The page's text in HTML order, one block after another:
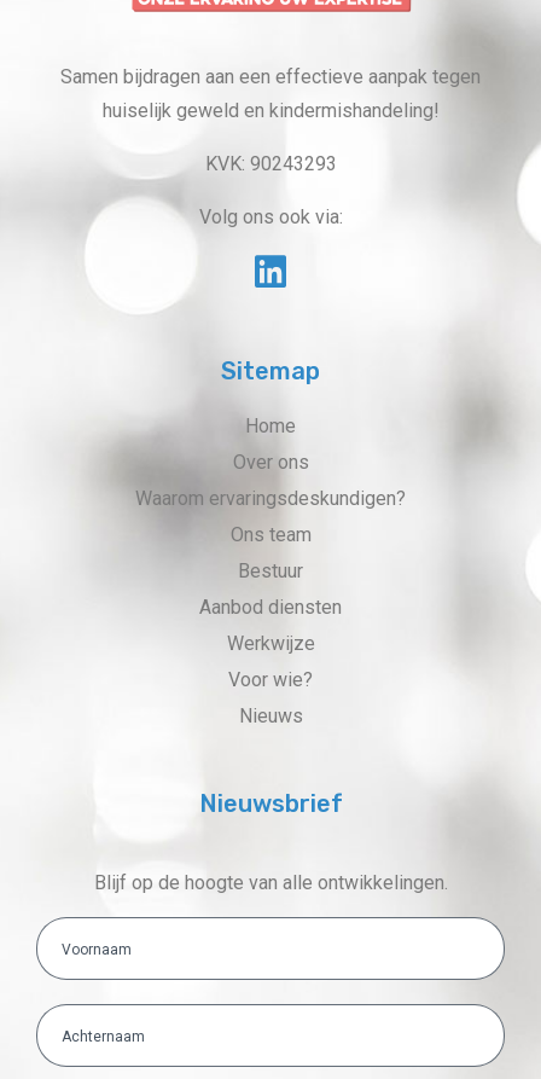
Samen bijdragen aan een effectieve aanpak tegen
huiselijk geweld en kindermishandeling!
KVK: 90243293
Volg ons ook via:
Sitemap
Home
Over ons
Waarom ervaringsdeskundigen?
Ons team
Bestuur
Aanbod diensten
Werkwijze
Voor wie?
Nieuws
Nieuwsbrief
Blijf op de hoogte van alle ontwikkelingen.